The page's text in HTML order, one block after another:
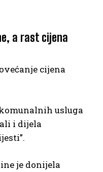
a rast cijena
cijena
usluga
i dijela
je donijela